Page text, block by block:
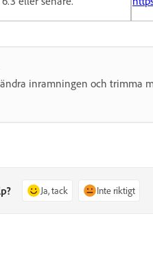
ändra inramningen och trimma
Ja, tack Inte riktigt